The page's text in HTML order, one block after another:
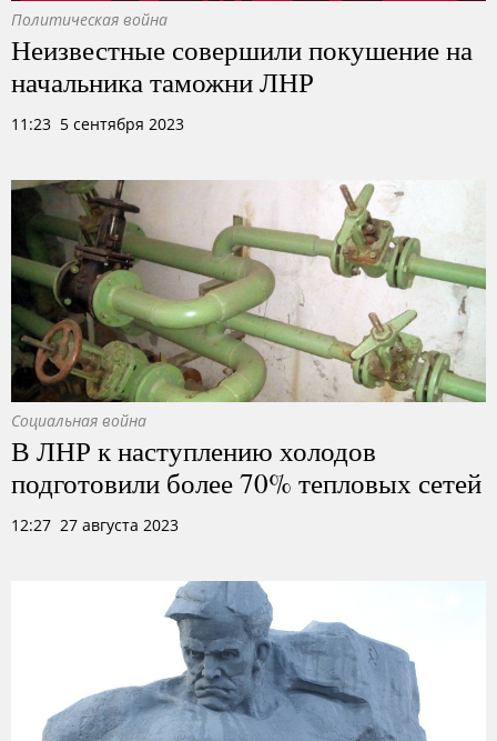
Политическая война
Неизвестные совершили покушение на
начальника таможни ЛНР
11:23 5 сентября 2023
Социальная война
В ЛНР к наступлению холодов
подготовили более 70% тепловых сетей
12:27 27 августа 2023